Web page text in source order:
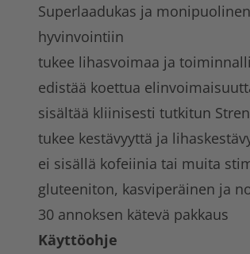
Superlaadukas ja
hyvinvointiin
tukee lihasvoimaa ja
edistää koettua
sisältää kliinisesti tutkitun
tukee kestävyyttä ja
ei sisällä kofeiinia tai muita
gluteeniton, kasviperäinen ja
30 annoksen kätevä pakkaus
Käyttöohje